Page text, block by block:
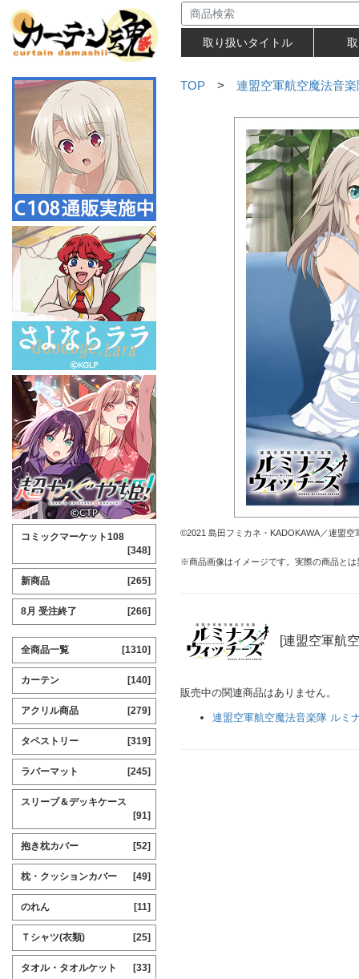
取り扱いタイトル
TOP > 連盟空軍航空魔法音
©2021 島田フミカネ・KADOKAWA／連盟空
※商品画像はイメージです。実際の商品と
[連盟空軍航
販売中の関連商品はありません。
連盟空軍航空魔法音楽隊 ルミ
コミックマーケット108
[348]
新商品 [265]
8月 受注終了 [266]
全商品一覧 [1310]
カーテン [140]
アクリル商品 [279]
タペストリー [319]
ラバーマット [245]
スリーブ＆デッキケース
[91]
抱き枕カバー [52]
枕・クッションカバー [49]
のれん [11]
Ｔシャツ(衣類) [25]
タオル・タオルケット [33]